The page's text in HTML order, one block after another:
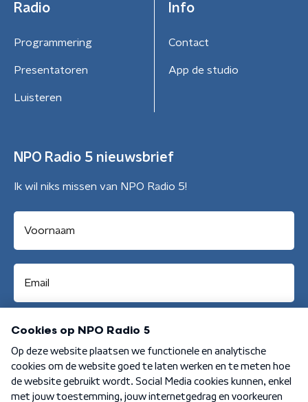
Radio
Programmering
Presentatoren
Luisteren
Info
Contact
App de studio
NPO Radio 5 nieuwsbrief
Ik wil niks missen van NPO Radio 5!
Aanmelden
Algemene voorwaarden